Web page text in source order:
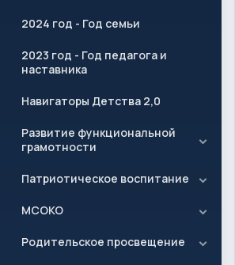
2024 год - Год семьи
2023 год - Год педагога и
наставника
Навигаторы Детства 2,0
Развитие функциональной
грамотности
Патриотическое воспитание
МСОКО
Родительское просвещение